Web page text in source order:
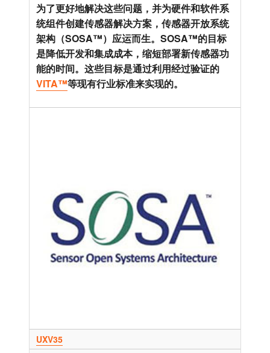
为了更好地解决这些问题，并为硬件和软件系
统组件创建传感器解决方案，传感器开放系统
架构（SOSA™）应运而生。SOSA™的目标
是降低开发和集成成本，缩短部署新传感器功
能的时间。这些目标是通过利用经过验证的
VITA™等现有行业标准来实现的。
UXV35